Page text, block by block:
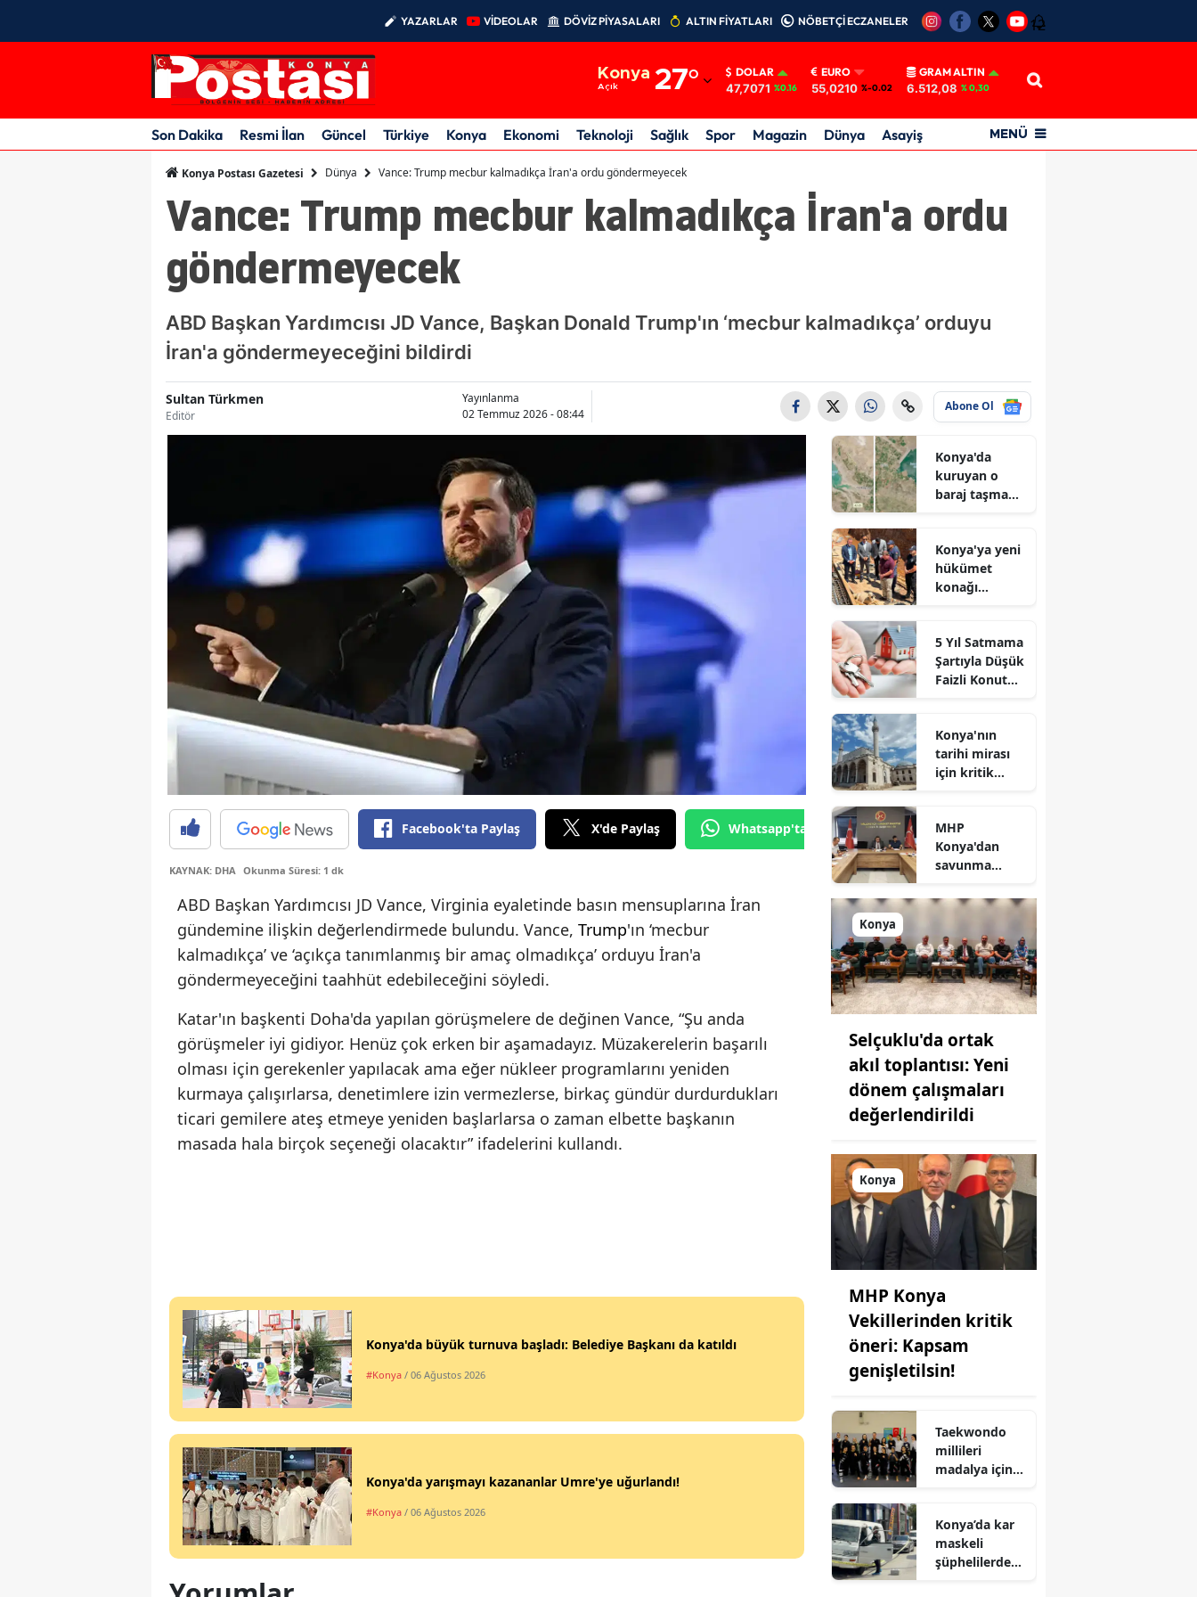
YAZARLAR VİDEOLAR DÖVİZ PİYASALARI ALTIN FİYATLARI NÖBETÇİ ECZANELER 12
Konya
Açık 27°
Adıyaman
Afyonkarahisar
Amasya
Ankara
Balıkesir
Bitlis
Bolu
Burdur
Çanakkale
Çorum
Denizli
Edirne
Erzurum
Eskişehir
Giresun
Gümüşhane
Hakkari
Hatay
İzmir
Kırşehir
DOLAR
47,7071 %0.16
EURO
55,0210 %-0.02
GRAM ALTIN
6.512,08 % 0,30
Son Dakika Resmi İlan Güncel Türkiye Konya Ekonomi Teknoloji Sağlık Spor Magazin Dünya Asayiş MENÜ
Konya Postası Gazetesi Dünya Vance: Trump mecbur kalmadıkça İran'a ordu göndermeyecek
Vance: Trump mecbur kalmadıkça İran'a ordu
göndermeyecek
ABD Başkan Yardımcısı JD Vance, Başkan Donald Trump'ın ‘mecbur kalmadıkça’ orduyu
İran'a göndermeyeceğini bildirdi
Sultan Türkmen
Editör
Yayınlanma
02 Temmuz 2026 - 08:44
Abone Ol
Facebook'ta Paylaş X'de Paylaş Whatsapp'tan Gönder
KAYNAK: DHA Okunma Süresi: 1 dk
ABD Başkan Yardımcısı JD Vance, Virginia eyaletinde basın mensuplarına İran
gündemine ilişkin değerlendirmede bulundu. Vance, Trump'ın ‘mecbur
kalmadıkça’ ve ‘açıkça tanımlanmış bir amaç olmadıkça’ orduyu İran'a
göndermeyeceğini taahhüt edebileceğini söyledi.
Katar'ın başkenti Doha'da yapılan görüşmelere de değinen Vance, “Şu anda
görüşmeler iyi gidiyor. Henüz çok erken bir aşamadayız. Müzakerelerin başarılı
olması için gerekenler yapılacak ama eğer nükleer programlarını yeniden
kurmaya çalışırlarsa, denetimlere izin vermezlerse, birkaç gündür durdurdukları
ticari gemilere ateş etmeye yeniden başlarlarsa o zaman elbette başkanın
masada hala birçok seçeneği olacaktır” ifadelerini kullandı.
Konya'da büyük turnuva başladı: Belediye Başkanı da katıldı
#Konya / 06 Ağustos 2026
Konya'da yarışmayı kazananlar Umre'ye uğurlandı!
#Konya / 06 Ağustos 2026
Konya'da
kuruyan o
baraj taşma
Konya'ya yeni
hükümet
konağı
5 Yıl Satmama
Şartıyla Düşük
Faizli Konut
Konya'nın
tarihi mirası
için kritik
açıklandı
MHP
Konya'dan
savunma
yeni hamle: İlk
yapıldı!
Konya
Selçuklu'da ortak
akıl toplantısı: Yeni
dönem çalışmaları
değerlendirildi
Konya
MHP Konya
Vekillerinden kritik
öneri: Kapsam
genişletilsin!
Taekwondo
millileri
madalya için
Konya’da kar
maskeli
şüphelilerden